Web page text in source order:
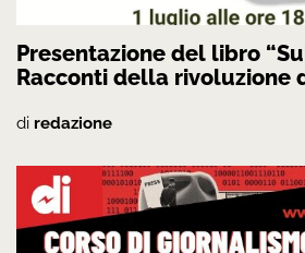
Presentazione del libro
Racconti della rivoluzione
di redazione